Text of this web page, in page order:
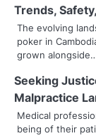
a
v
i
g
a
Trends,
The evolving
poker in
grown
Seeking
Malpractice
Medical
being of their